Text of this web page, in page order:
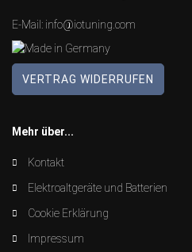
E-Mail: info@iotuning.com
VERTRAG WIDERRUFEN
Mehr über...
Kontakt
Elektroaltgeräte und Batterien
Cookie Erklärung
Impressum